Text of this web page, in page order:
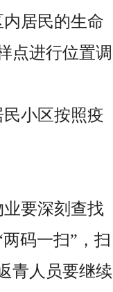
居民的生命
点进行位置调
小区按照疫
要深刻查找
码一扫”，扫
青人员要继续